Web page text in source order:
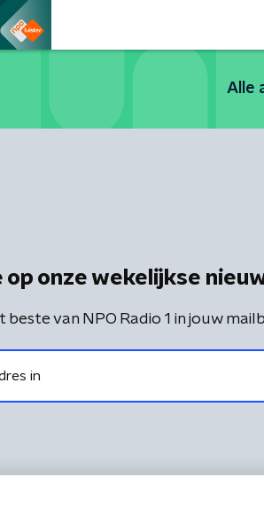
Alle
op onze wekelijkse
van NPO Radio 1 in jouw